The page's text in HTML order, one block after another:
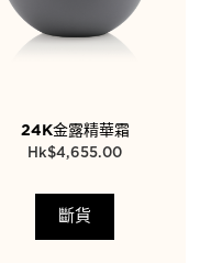
24K金露精華霜
$4,655.00
斷貨